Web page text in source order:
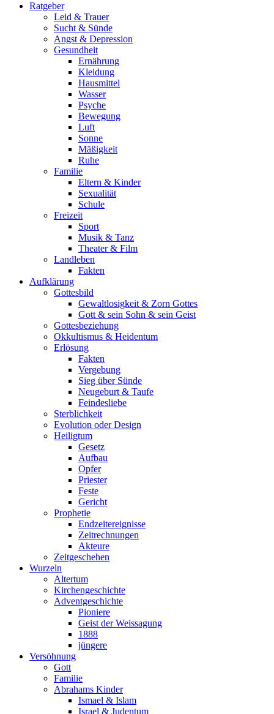
Ratgeber
Leid & Trauer
Sucht & Sünde
Angst & Depression
Gesundheit
Ernährung
Kleidung
Hausmittel
Wasser
Psyche
Bewegung
Luft
Sonne
Mäßigkeit
Ruhe
Familie
Eltern & Kinder
Sexualität
Schule
Freizeit
Sport
Musik & Tanz
Theater & Film
Landleben
Fakten
Aufklärung
Gottesbild
Gewaltlosigkeit & Zorn Gottes
Gott & sein Sohn & sein Geist
Gottesbeziehung
Okkultismus & Heidentum
Erlösung
Fakten
Vergebung
Sieg über Sünde
Neugeburt & Taufe
Feindesliebe
Sterblichkeit
Evolution oder Design
Heiligtum
Gesetz
Aufbau
Opfer
Priester
Feste
Gericht
Prophetie
Endzeitereignisse
Zeitrechnungen
Akteure
Zeitgeschehen
Wurzeln
Altertum
Kirchengeschichte
Adventgeschichte
Pioniere
Geist der Weissagung
1888
jüngere
Versöhnung
Gott
Familie
Abrahams Kinder
Ismael & Islam
Israel & Judentum